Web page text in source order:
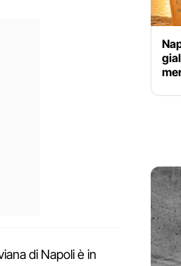
di Napoli è in